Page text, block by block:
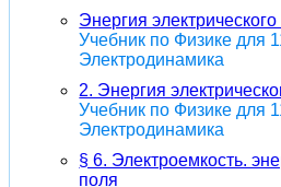
Энергия
Учебник по Физике для
Электродинамика
2. Энергия
Учебник по Физике для
Электродинамика
§ 6. Электроемкость.
поля